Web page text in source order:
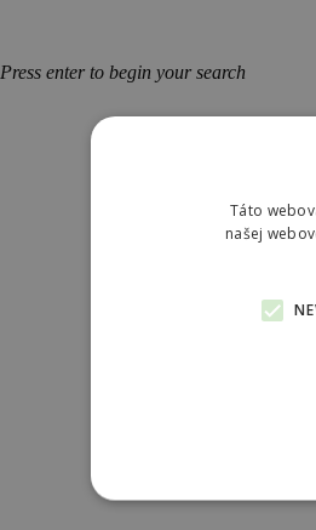
Press enter to begin your search
Táto
našej